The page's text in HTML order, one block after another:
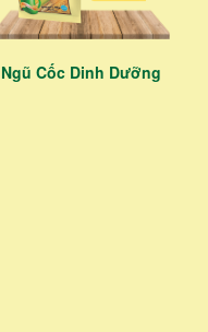
Ngũ Cốc Dinh Dưỡng